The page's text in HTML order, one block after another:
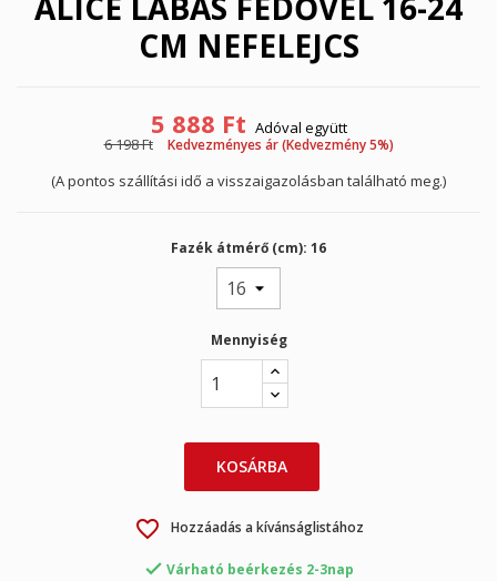
CM NEFELEJCS
5 888 Ft Adóval együtt
6 198 Ft
Kedvezményes ár (Kedvezmény 5%)
(A pontos szállítási idő a visszaigazolásban található meg.)
Fazék átmérő (cm): 16
Mennyiség
KOSÁRBA
favorite_border Hozzáadás a kívánságlistához
 Várható beérkezés 2-3nap
Create new list
Kívánságlista létrehozása
Bejelentkezés
mentéséhez.